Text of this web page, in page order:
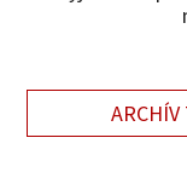
ARCHÍV